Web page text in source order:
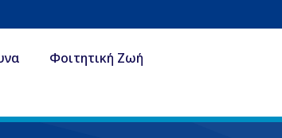
Φοιτητική Ζωή